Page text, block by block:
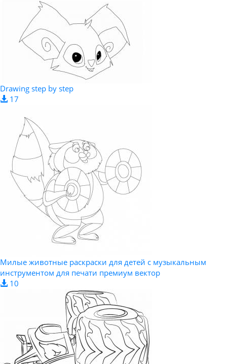
Drawing step by step
17
Милые животные раскраски для детей с музыкальным
инструментом для печати премиум вектор
10